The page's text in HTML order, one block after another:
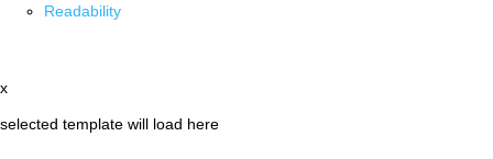
Readability
x
selected template will load here